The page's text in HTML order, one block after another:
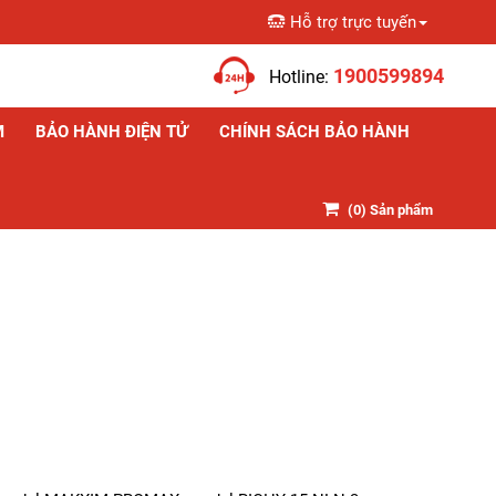
Hỗ trợ trực tuyến
Hotline: 1900599894
BẢO HÀNH ĐIỆN TỬ
CHÍNH SÁCH BẢO HÀNH
(0) Sản phẩm